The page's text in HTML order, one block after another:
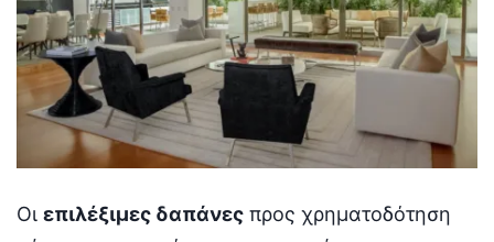
Οι επιλέξιμες δαπάνες προς χρηματοδότηση